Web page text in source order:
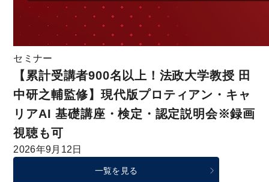
セミナー
【累計受講者900名以上！法政大学教授 田
中研之輔監修】現代版プロティアン・キャ
リアAI 基礎講座・検定・認定説明会※録画
視聴も可
2026年9月12日
一覧を見る